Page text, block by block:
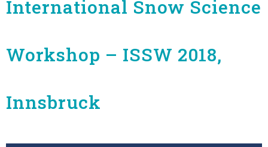
International Snow Science
Workshop – ISSW 2018,
Innsbruck